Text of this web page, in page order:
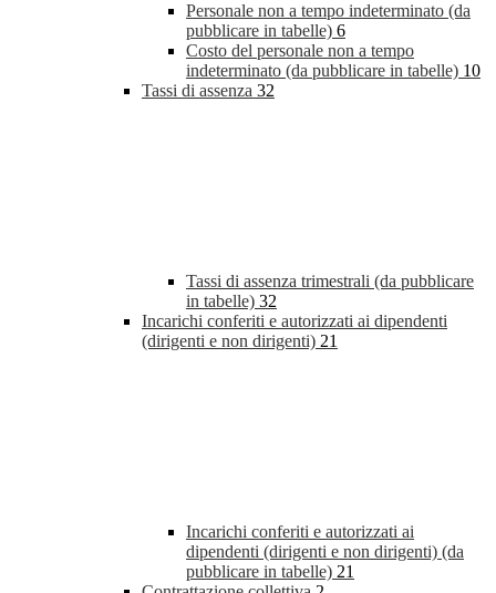
Personale non a tempo indeterminato (da
pubblicare in tabelle) 6
Costo del personale non a tempo
indeterminato (da pubblicare in tabelle) 10
Tassi di assenza 32
Tassi di assenza trimestrali (da pubblicare
in tabelle) 32
Incarichi conferiti e autorizzati ai dipendenti
(dirigenti e non dirigenti) 21
Incarichi conferiti e autorizzati ai
dipendenti (dirigenti e non dirigenti) (da
pubblicare in tabelle) 21